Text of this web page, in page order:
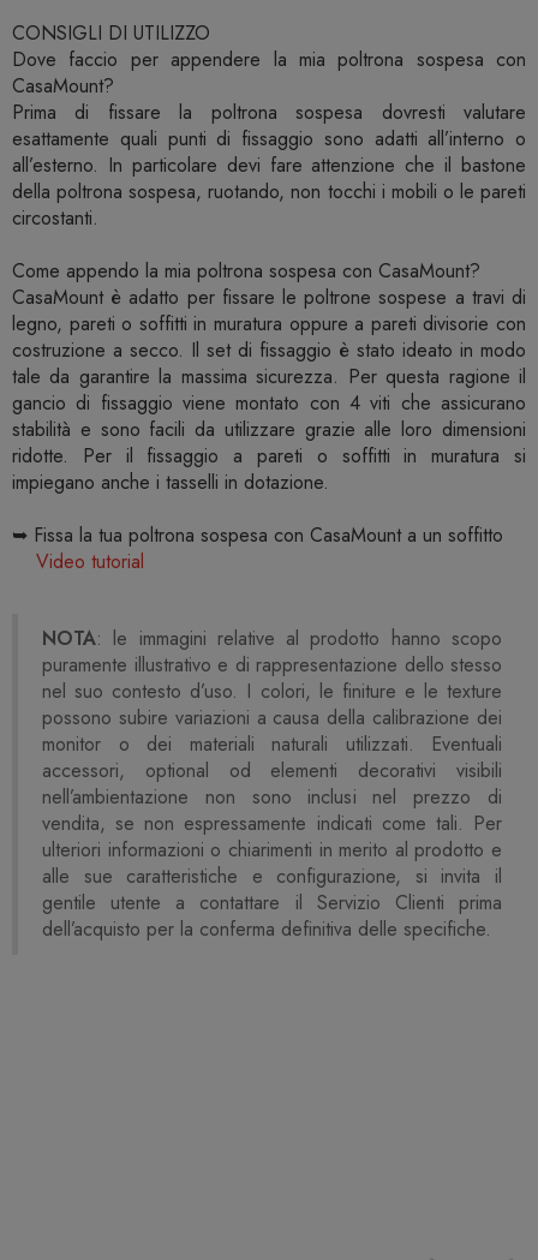
CONSIGLI DI UTILIZZO
Dove faccio per appendere la mia poltrona sospesa con
CasaMount?
Prima di fissare la poltrona sospesa dovresti valutare
esattamente quali punti di fissaggio sono adatti all’interno o
all’esterno. In particolare devi fare attenzione che il bastone
della poltrona sospesa, ruotando, non tocchi i mobili o le pareti
circostanti.
Come appendo la mia poltrona sospesa con CasaMount?
CasaMount è adatto per fissare le poltrone sospese a travi di
legno, pareti o soffitti in muratura oppure a pareti divisorie con
costruzione a secco. Il set di fissaggio è stato ideato in modo
tale da garantire la massima sicurezza. Per questa ragione il
gancio di fissaggio viene montato con 4 viti che assicurano
stabilità e sono facili da utilizzare grazie alle loro dimensioni
ridotte. Per il fissaggio a pareti o soffitti in muratura si
impiegano anche i tasselli in dotazione.
➥ Fissa la tua poltrona sospesa con CasaMount a un soffitto
Video tutorial
NOTA: le immagini relative al prodotto hanno scopo
puramente illustrativo e di rappresentazione dello stesso
nel suo contesto d’uso. I colori, le finiture e le texture
possono subire variazioni a causa della calibrazione dei
monitor o dei materiali naturali utilizzati. Eventuali
accessori, optional od elementi decorativi visibili
nell’ambientazione non sono inclusi nel prezzo di
vendita, se non espressamente indicati come tali. Per
ulteriori informazioni o chiarimenti in merito al prodotto e
alle sue caratteristiche e configurazione, si invita il
gentile utente a contattare il Servizio Clienti prima
dell’acquisto per la conferma definitiva delle specifiche.